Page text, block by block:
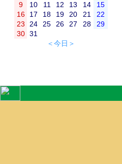
9
10 11 12 13 14
15
16
17 18 19 20 21
22
23
24 25 26 27 28
29
30
31
＜今日＞